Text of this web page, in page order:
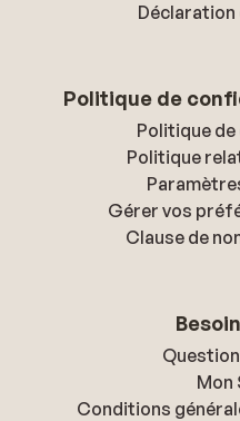
Politique de
Politique
Politique
Gérer vos
Clause de
Mon
Conditions